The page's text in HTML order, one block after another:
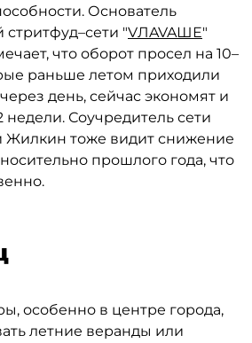
Основатель
"VЛAVAШЕ"
что оборот просел на 10–
раньше летом приходили
день, сейчас экономят и
недели. Соучредитель сети
Жилкин тоже видит снижение
прошлого года, что
особенно в центре города,
летние веранды или